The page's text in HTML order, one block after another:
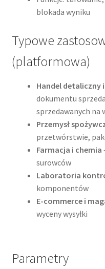
blokada wyniku
Typowe
(platformowa)
Handel detaliczny
dokumentu
sprzedawanych na
Przemysł
przetwórstwie,
Farmacja i chemia
surowców
Laboratoria
komponentów
E-commerce i
wyceny wysyłki
Parametry